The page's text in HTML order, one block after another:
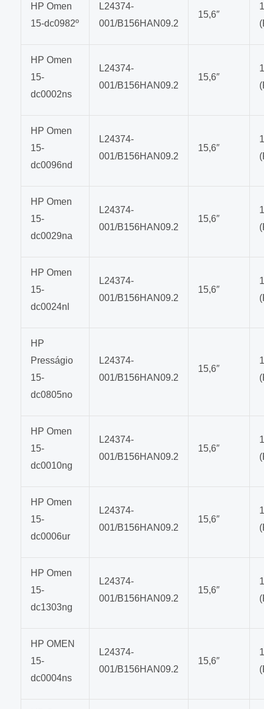
HP Omen
15-dc0982º
L24374-
001/B156HAN09.2
15,6″
HP Omen
15-
dc0002ns
L24374-
001/B156HAN09.2
15,6″
HP Omen
15-
dc0096nd
L24374-
001/B156HAN09.2
15,6″
HP Omen
15-
dc0029na
L24374-
001/B156HAN09.2
15,6″
HP Omen
15-
dc0024nl
L24374-
001/B156HAN09.2
15,6″
HP
Presságio
15-
dc0805no
L24374-
001/B156HAN09.2
15,6″
HP Omen
15-
dc0010ng
L24374-
001/B156HAN09.2
15,6″
HP Omen
15-
dc0006ur
L24374-
001/B156HAN09.2
15,6″
HP Omen
15-
dc1303ng
L24374-
001/B156HAN09.2
15,6″
HP OMEN
15-
dc0004ns
L24374-
001/B156HAN09.2
15,6″